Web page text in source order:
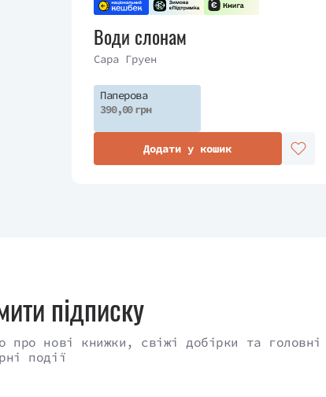
Води слонам
Сара Груен
Паперова
390,00 грн
Додати у кошик
підписку
про нові книжки, свіжі добірки та головні
події